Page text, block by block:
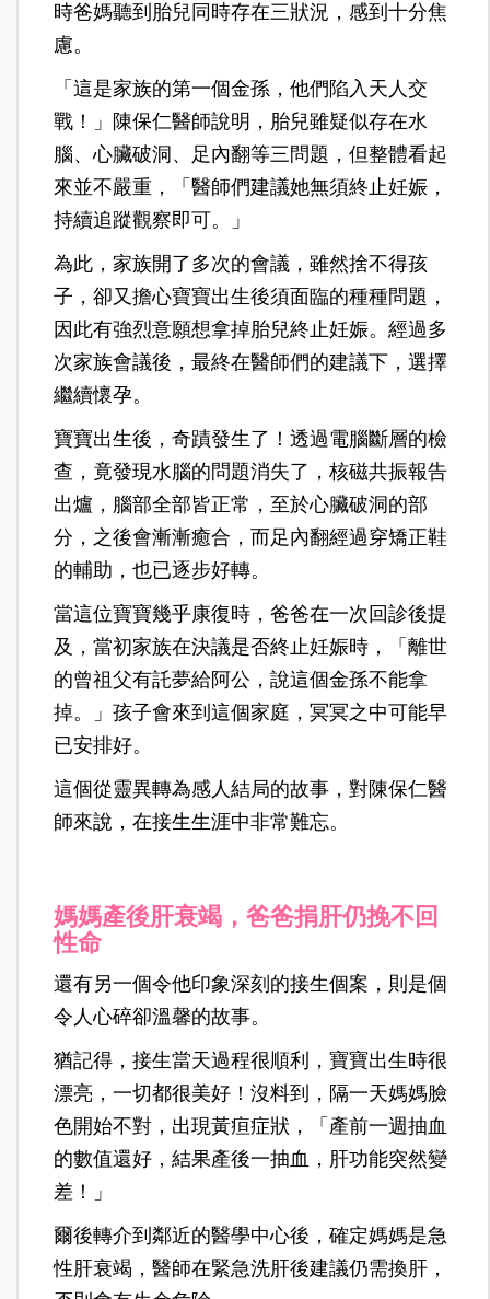
時爸媽聽到胎兒同時存在三狀況，感到十分焦
慮。
「這是家族的第一個金孫，他們陷入天人交
戰！」陳保仁醫師說明，胎兒雖疑似存在水
腦、心臟破洞、足內翻等三問題，但整體看起
來並不嚴重，「醫師們建議她無須終止妊娠，
持續追蹤觀察即可。」
為此，家族開了多次的會議，雖然捨不得孩
子，卻又擔心寶寶出生後須面臨的種種問題，
因此有強烈意願想拿掉胎兒終止妊娠。經過多
次家族會議後，最終在醫師們的建議下，選擇
繼續懷孕。
寶寶出生後，奇蹟發生了！透過電腦斷層的檢
查，竟發現水腦的問題消失了，核磁共振報告
出爐，腦部全部皆正常，至於心臟破洞的部
分，之後會漸漸癒合，而足內翻經過穿矯正鞋
的輔助，也已逐步好轉。
當這位寶寶幾乎康復時，爸爸在一次回診後提
及，當初家族在決議是否終止妊娠時，「離世
的曾祖父有託夢給阿公，說這個金孫不能拿
掉。」孩子會來到這個家庭，冥冥之中可能早
已安排好。
這個從靈異轉為感人結局的故事，對陳保仁醫
師來說，在接生生涯中非常難忘。
媽媽產後肝衰竭，爸爸捐肝仍挽不回
性命
還有另一個令他印象深刻的接生個案，則是個
令人心碎卻溫馨的故事。
猶記得，接生當天過程很順利，寶寶出生時很
漂亮，一切都很美好！沒料到，隔一天媽媽臉
色開始不對，出現黃疸症狀，「產前一週抽血
的數值還好，結果產後一抽血，肝功能突然變
差！」
爾後轉介到鄰近的醫學中心後，確定媽媽是急
性肝衰竭，醫師在緊急洗肝後建議仍需換肝，